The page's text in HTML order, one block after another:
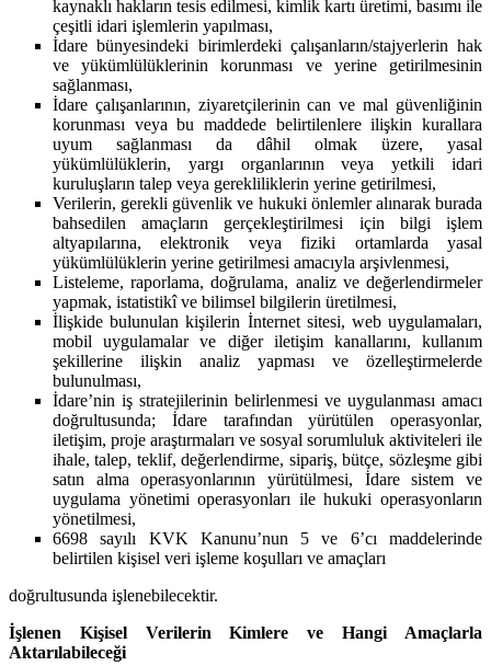
kaynaklı hakların tesis edilmesi, kimlik kartı üretimi, basımı ile
çeşitli idari işlemlerin yapılması,
İdare bünyesindeki birimlerdeki çalışanların/stajyerlerin hak
ve yükümlülüklerinin korunması ve yerine getirilmesinin
sağlanması,
İdare çalışanlarının, ziyaretçilerinin can ve mal güvenliğinin
korunması veya bu maddede belirtilenlere ilişkin kurallara
uyum sağlanması da dâhil olmak üzere, yasal
yükümlülüklerin, yargı organlarının veya yetkili idari
kuruluşların talep veya gerekliliklerin yerine getirilmesi,
Verilerin, gerekli güvenlik ve hukuki önlemler alınarak burada
bahsedilen amaçların gerçekleştirilmesi için bilgi işlem
altyapılarına, elektronik veya fiziki ortamlarda yasal
yükümlülüklerin yerine getirilmesi amacıyla arşivlenmesi,
Listeleme, raporlama, doğrulama, analiz ve değerlendirmeler
yapmak, istatistikî ve bilimsel bilgilerin üretilmesi,
İlişkide bulunulan kişilerin İnternet sitesi, web uygulamaları,
mobil uygulamalar ve diğer iletişim kanallarını, kullanım
şekillerine ilişkin analiz yapması ve özelleştirmelerde
bulunulması,
İdare’nin iş stratejilerinin belirlenmesi ve uygulanması amacı
doğrultusunda; İdare tarafından yürütülen operasyonlar,
iletişim, proje araştırmaları ve sosyal sorumluluk aktiviteleri ile
ihale, talep, teklif, değerlendirme, sipariş, bütçe, sözleşme gibi
satın alma operasyonlarının yürütülmesi, İdare sistem ve
uygulama yönetimi operasyonları ile hukuki operasyonların
yönetilmesi,
6698 sayılı KVK Kanunu’nun 5 ve 6’cı maddelerinde
belirtilen kişisel veri işleme koşulları ve amaçları
doğrultusunda işlenebilecektir.
İşlenen Kişisel Verilerin Kimlere ve Hangi Amaçlarla
Aktarılabileceği